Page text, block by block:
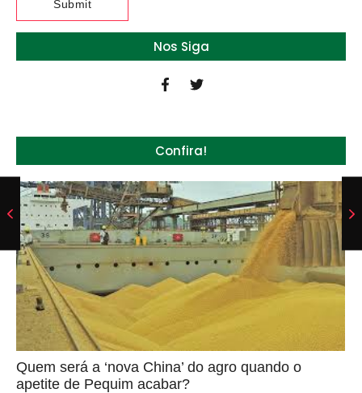
Nos Siga
Confira!
Quem será a ‘nova China’ do agro quando o
apetite de Pequim acabar?